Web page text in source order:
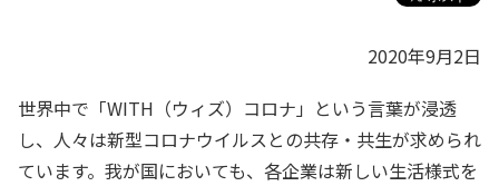
2020年9月2日
世界中で「WITH（ウィズ）コロナ」という言葉が浸透
し、人々は新型コロナウイルスとの共存・共生が求められ
ています。我が国においても、各企業は新しい生活様式を